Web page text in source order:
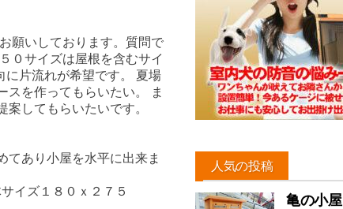
願いしております。質問で
０サイズは屋根を含むサイ
に片流れが希望です。 夏場
スを作ってもらいたい。 ま
してもらいたいです。
てあり小屋を水平に出来ま
イズ１８０ｘ２７５
人気の投稿
亀の小屋